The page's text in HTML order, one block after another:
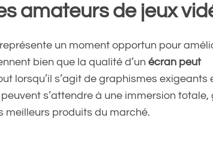
amateurs de jeux
un moment opportun pour
bien que la qualité d’un écran peut
lorsqu’il s’agit de graphismes exigeants
s’attendre à une immersion totale,
meilleurs produits du marché.